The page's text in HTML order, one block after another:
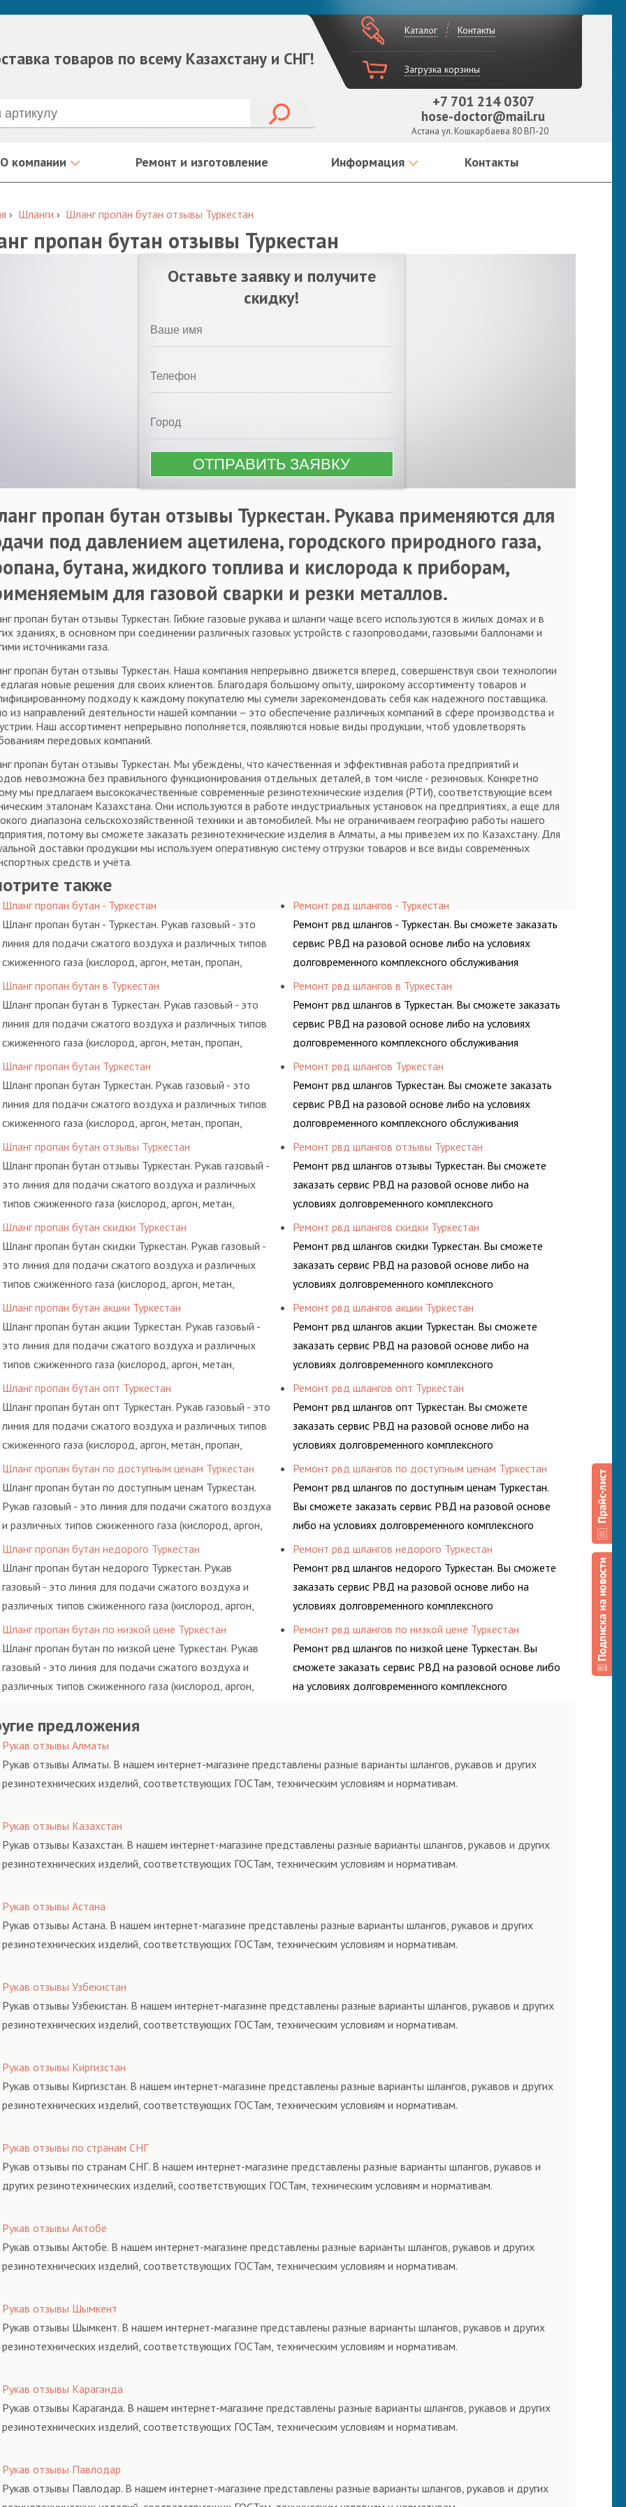
товаров по всему Казахстану и СНГ!
Каталог Контакты
Загрузка корзины
+7 701 214 0307
hose-doctor@mail.ru
Астана ул. Кошкарбаева 80 ВП-20
О компании Ремонт и изготовление Информация Контакты
› Шланги › Шланг пропан бутан отзывы Туркестан
пропан бутан отзывы Туркестан
Оставьте заявку и получите
скидку!
пропан бутан отзывы Туркестан. Рукава применяются для
под давлением ацетилена, городского природного газа,
бутана, жидкого топлива и кислорода к приборам,
для газовой сварки и резки металлов.
пропан бутан отзывы Туркестан. Гибкие газовые рукава и шланги чаще всего используются в жилых домах и в
зданиях, в основном при соединении различных газовых устройств с газопроводами, газовыми баллонами и
источниками газа.
пропан бутан отзывы Туркестан. Наша компания непрерывно движется вперед, совершенствуя свои технологии
новые решения для своих клиентов. Благодаря большому опыту, широкому ассортименту товаров и
подходу к каждому покупателю мы сумели зарекомендовать себя как надежного поставщика.
из направлений деятельности нашей компании – это обеспечение различных компаний в сфере производства и
Наш ассортимент непрерывно пополняется, появляются новые виды продукции, чтоб удовлетворять
передовых компаний.
пропан бутан отзывы Туркестан. Мы убеждены, что качественная и эффективная работа предприятий и
невозможна без правильного функционирования отдельных деталей, в том числе - резиновых. Конкретно
мы предлагаем высококачественные современные резинотехнические изделия (РТИ), соответствующие всем
эталонам Казахстана. Они используются в работе индустриальных установок на предприятиях, а еще для
диапазона сельскохозяйственной техники и автомобилей. Мы не ограничиваем географию работы нашего
потому вы сможете заказать резинотехнические изделия в Алматы, а мы привезем их по Казахстану. Для
доставки продукции мы используем оперативную систему отгрузки товаров и все виды современных
средств и учёта.
также
Шланг пропан бутан - Туркестан
Шланг пропан бутан - Туркестан. Рукав газовый - это
линия для подачи сжатого воздуха и различных типов
сжиженного газа (кислород, аргон, метан, пропан,
бутан, ацетилен) между определенными элементами
системы.
Шланг пропан бутан в Туркестан
Шланг пропан бутан в Туркестан. Рукав газовый - это
линия для подачи сжатого воздуха и различных типов
сжиженного газа (кислород, аргон, метан, пропан,
бутан, ацетилен) между определенными элементами
системы.
Шланг пропан бутан Туркестан
Шланг пропан бутан Туркестан. Рукав газовый - это
линия для подачи сжатого воздуха и различных типов
сжиженного газа (кислород, аргон, метан, пропан,
бутан, ацетилен) между определенными элементами
системы.
Шланг пропан бутан отзывы Туркестан
Шланг пропан бутан отзывы Туркестан. Рукав газовый -
это линия для подачи сжатого воздуха и различных
типов сжиженного газа (кислород, аргон, метан,
пропан, бутан, ацетилен) между определенными
элементами системы.
Шланг пропан бутан скидки Туркестан
Шланг пропан бутан скидки Туркестан. Рукав газовый -
это линия для подачи сжатого воздуха и различных
типов сжиженного газа (кислород, аргон, метан,
пропан, бутан, ацетилен) между определенными
элементами системы.
Шланг пропан бутан акции Туркестан
Шланг пропан бутан акции Туркестан. Рукав газовый -
это линия для подачи сжатого воздуха и различных
типов сжиженного газа (кислород, аргон, метан,
пропан, бутан, ацетилен) между определенными
элементами системы.
Шланг пропан бутан опт Туркестан
Шланг пропан бутан опт Туркестан. Рукав газовый - это
линия для подачи сжатого воздуха и различных типов
сжиженного газа (кислород, аргон, метан, пропан,
бутан, ацетилен) между определенными элементами
системы.
Шланг пропан бутан по доступным ценам Туркестан
Шланг пропан бутан по доступным ценам Туркестан.
Рукав газовый - это линия для подачи сжатого воздуха
и различных типов сжиженного газа (кислород, аргон,
метан, пропан, бутан, ацетилен) между определенными
элементами системы.
Шланг пропан бутан недорого Туркестан
Шланг пропан бутан недорого Туркестан. Рукав
газовый - это линия для подачи сжатого воздуха и
различных типов сжиженного газа (кислород, аргон,
метан, пропан, бутан, ацетилен) между определенными
элементами системы.
Шланг пропан бутан по низкой цене Туркестан
Шланг пропан бутан по низкой цене Туркестан. Рукав
газовый - это линия для подачи сжатого воздуха и
различных типов сжиженного газа (кислород, аргон,
элементами системы.
Ремонт рвд шлангов - Туркестан
Ремонт рвд шлангов - Туркестан. Вы сможете заказать
сервис РВД на разовой основе либо на условиях
долговременного комплексного обслуживания
гидросистем Вашего предприятия.
Ремонт рвд шлангов в Туркестан
Ремонт рвд шлангов в Туркестан. Вы сможете заказать
сервис РВД на разовой основе либо на условиях
долговременного комплексного обслуживания
гидросистем Вашего предприятия.
Ремонт рвд шлангов Туркестан
Ремонт рвд шлангов Туркестан. Вы сможете заказать
сервис РВД на разовой основе либо на условиях
долговременного комплексного обслуживания
гидросистем Вашего предприятия.
Ремонт рвд шлангов отзывы Туркестан
Ремонт рвд шлангов отзывы Туркестан. Вы сможете
заказать сервис РВД на разовой основе либо на
условиях долговременного комплексного
обслуживания гидросистем Вашего предприятия.
Ремонт рвд шлангов скидки Туркестан
Ремонт рвд шлангов скидки Туркестан. Вы сможете
заказать сервис РВД на разовой основе либо на
условиях долговременного комплексного
обслуживания гидросистем Вашего предприятия.
Ремонт рвд шлангов акции Туркестан
Ремонт рвд шлангов акции Туркестан. Вы сможете
заказать сервис РВД на разовой основе либо на
условиях долговременного комплексного
обслуживания гидросистем Вашего предприятия.
Ремонт рвд шлангов опт Туркестан
Ремонт рвд шлангов опт Туркестан. Вы сможете
заказать сервис РВД на разовой основе либо на
условиях долговременного комплексного
обслуживания гидросистем Вашего предприятия.
Ремонт рвд шлангов по доступным ценам Туркестан
Ремонт рвд шлангов по доступным ценам Туркестан.
Вы сможете заказать сервис РВД на разовой основе
либо на условиях долговременного комплексного
обслуживания гидросистем Вашего предприятия.
Ремонт рвд шлангов недорого Туркестан
Ремонт рвд шлангов недорого Туркестан. Вы сможете
заказать сервис РВД на разовой основе либо на
условиях долговременного комплексного
обслуживания гидросистем Вашего предприятия.
Ремонт рвд шлангов по низкой цене Туркестан
Ремонт рвд шлангов по низкой цене Туркестан. Вы
сможете заказать сервис РВД на разовой основе либо
на условиях долговременного комплексного
предложения
Рукав отзывы Алматы
Рукав отзывы Алматы. В нашем интернет-магазине представлены разные варианты шлангов, рукавов и других
резинотехнических изделий, соответствующих ГОСТам, техническим условиям и нормативам.
Рукав отзывы Казахстан
Рукав отзывы Казахстан. В нашем интернет-магазине представлены разные варианты шлангов, рукавов и других
резинотехнических изделий, соответствующих ГОСТам, техническим условиям и нормативам.
Рукав отзывы Астана
Рукав отзывы Астана. В нашем интернет-магазине представлены разные варианты шлангов, рукавов и других
резинотехнических изделий, соответствующих ГОСТам, техническим условиям и нормативам.
Рукав отзывы Узбекистан
Рукав отзывы Узбекистан. В нашем интернет-магазине представлены разные варианты шлангов, рукавов и других
резинотехнических изделий, соответствующих ГОСТам, техническим условиям и нормативам.
Рукав отзывы Киргизстан
Рукав отзывы Киргизстан. В нашем интернет-магазине представлены разные варианты шлангов, рукавов и других
резинотехнических изделий, соответствующих ГОСТам, техническим условиям и нормативам.
Рукав отзывы по странам СНГ
Рукав отзывы по странам СНГ. В нашем интернет-магазине представлены разные варианты шлангов, рукавов и
других резинотехнических изделий, соответствующих ГОСТам, техническим условиям и нормативам.
Рукав отзывы Актобе
Рукав отзывы Актобе. В нашем интернет-магазине представлены разные варианты шлангов, рукавов и других
резинотехнических изделий, соответствующих ГОСТам, техническим условиям и нормативам.
Рукав отзывы Шымкент
Рукав отзывы Шымкент. В нашем интернет-магазине представлены разные варианты шлангов, рукавов и других
резинотехнических изделий, соответствующих ГОСТам, техническим условиям и нормативам.
Рукав отзывы Караганда
Рукав отзывы Караганда. В нашем интернет-магазине представлены разные варианты шлангов, рукавов и других
резинотехнических изделий, соответствующих ГОСТам, техническим условиям и нормативам.
Рукав отзывы Павлодар
Рукав отзывы Павлодар. В нашем интернет-магазине представлены разные варианты шлангов, рукавов и других